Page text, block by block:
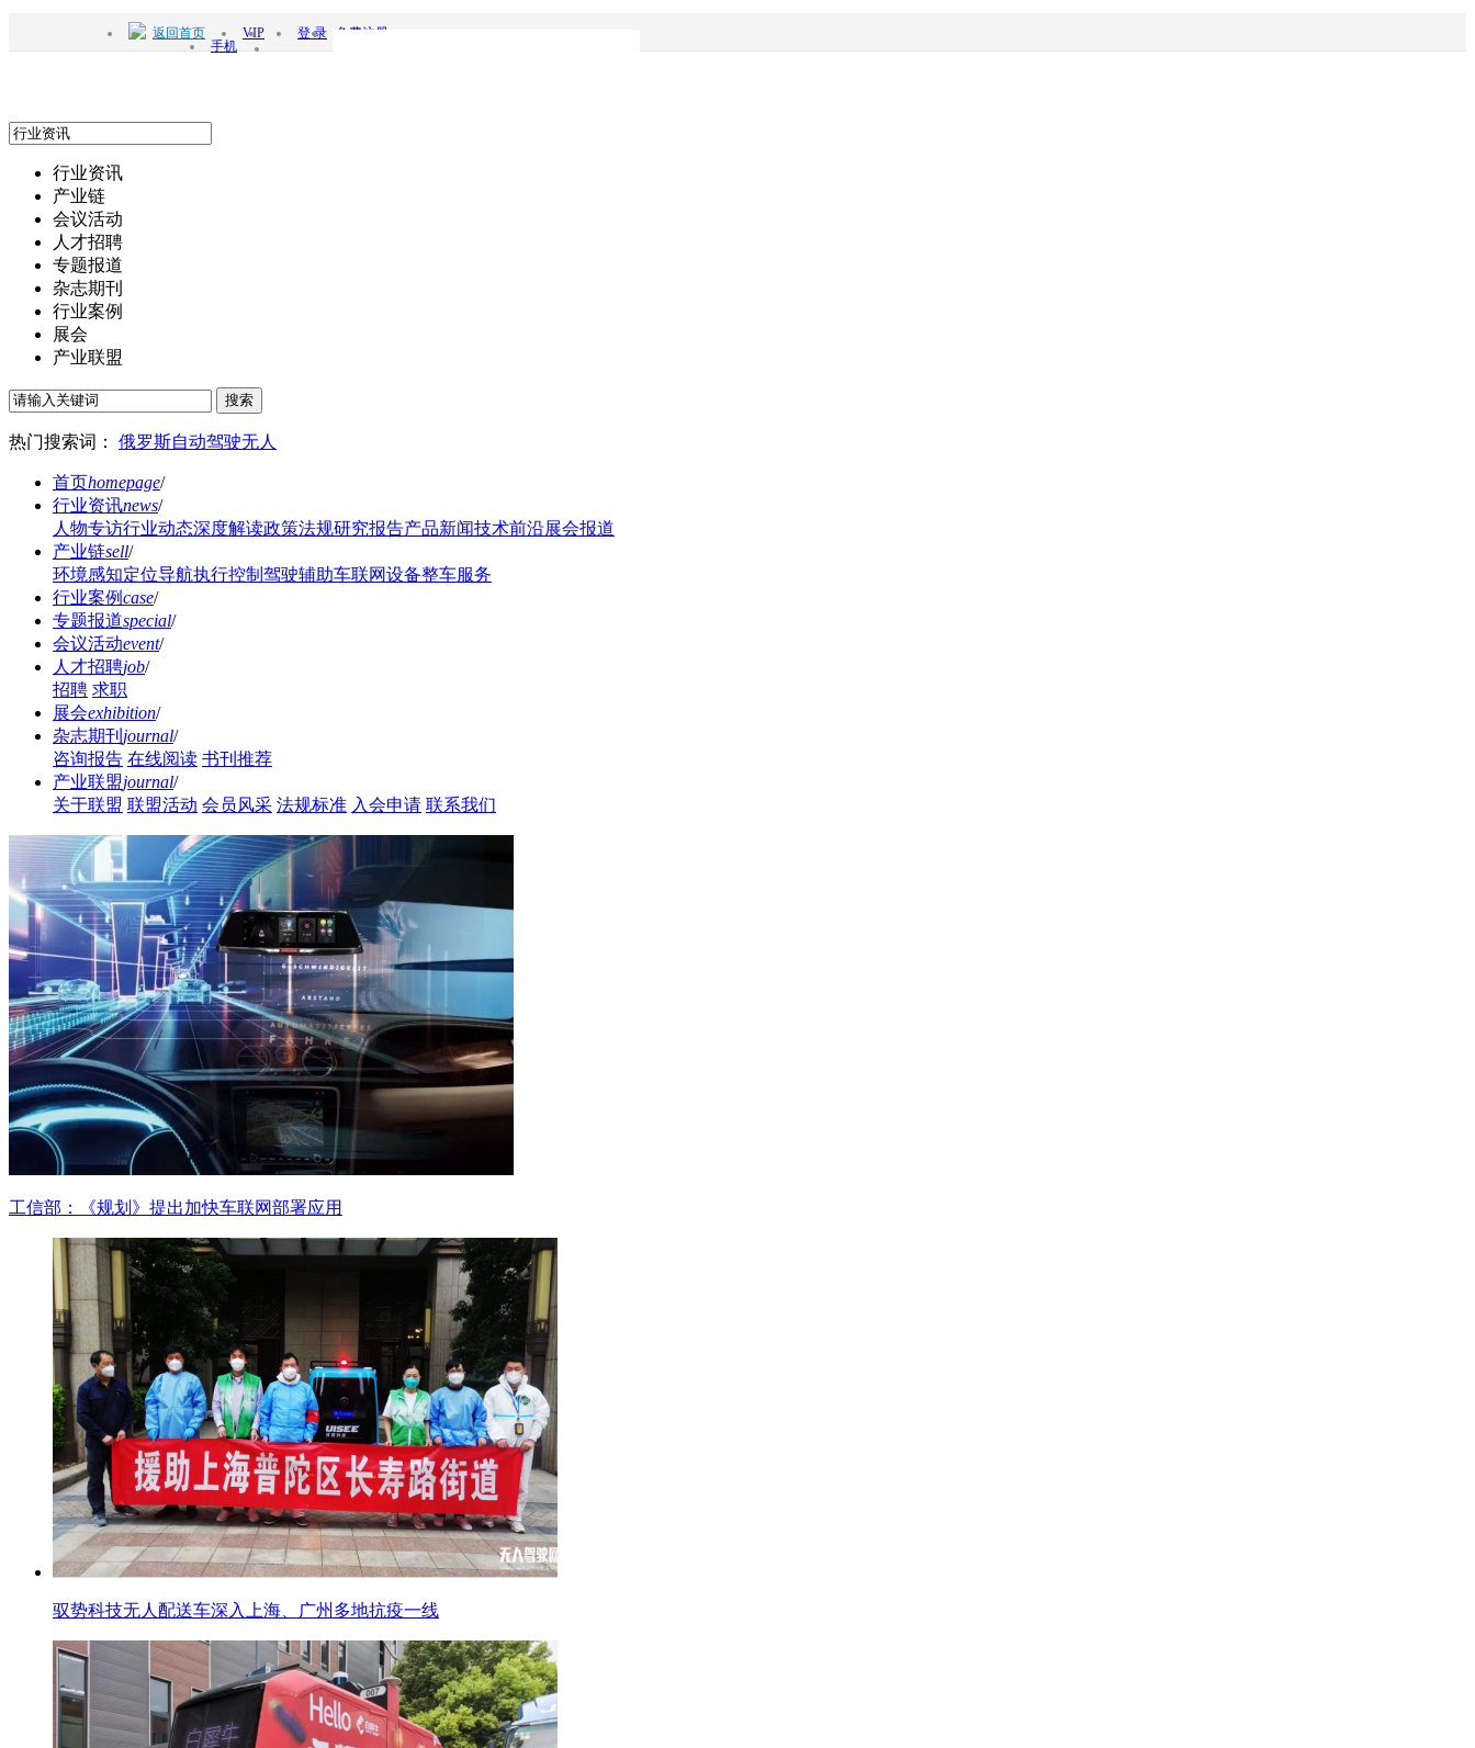
返回首页
手机
VIP 登 录 免费注册
行业资讯
产业链
会议活动
人才招聘
专题报道
杂志期刊
行业案例
展会
产业联盟
搜索
热门搜索词： 俄罗斯自动驾驶无人
首页homepage/
行业资讯news/
人物专访行业动态深度解读政策法规研究报告产品新闻技术前沿展会报道
产业链sell/
环境感知定位导航执行控制 驾驶辅助车联网设备整车服务
行业案例case/
专题报道special/
会议活动event/
人才招聘job/
招聘 求职
展会exhibition/
杂志期刊 journal/
咨询报告 在线阅读 书刊推荐
产业联盟journal/
关于联盟 联盟活动 会员风采 法规标准 入会申请 联系我们
工信部：《规划》提出加快车联网部署应用
驭势科技无人配送车深入上海、广州多地抗疫一线